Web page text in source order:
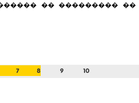
�� ��������� ��